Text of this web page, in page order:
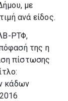
με
ανά είδος.
ΡΤΦ,
της η
πίστωσης
κάδων